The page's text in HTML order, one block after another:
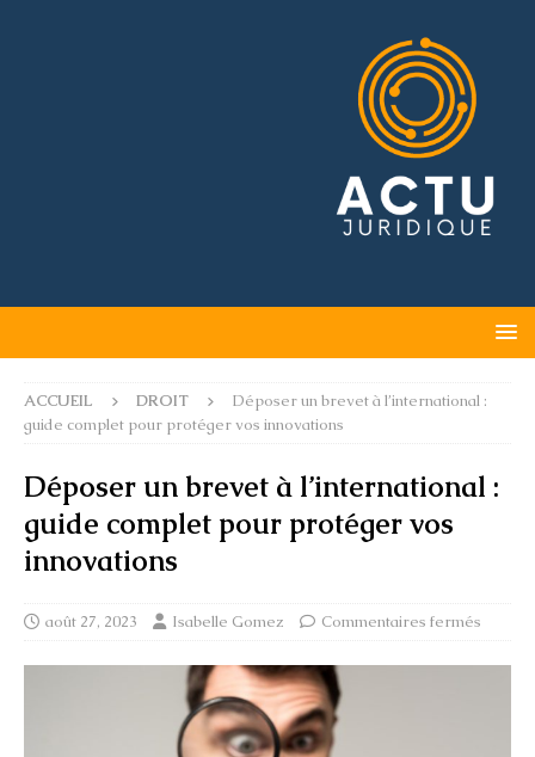
ACCUEIL DROIT
Déposer un brevet à l’international :
guide complet pour protéger vos innovations
Déposer un brevet à l’international :
guide complet pour protéger vos
innovations
août 27, 2023 Isabelle Gomez Commentaires fermés